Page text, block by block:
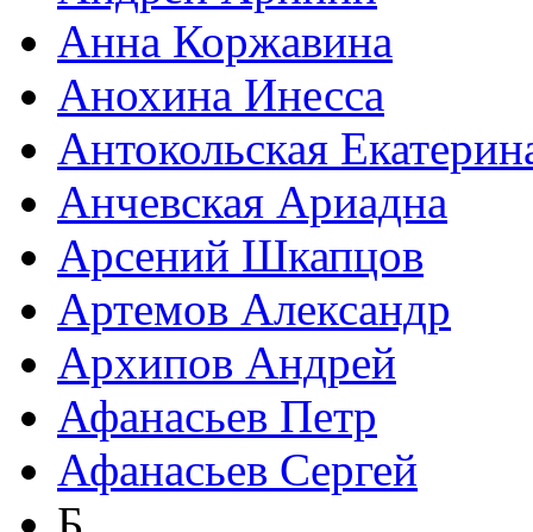
Анна Коржавина
Анохина Инесса
Антокольская
Анчевская Ариадна
Арсений Шкапцов
Артемов Александр
Архипов Андрей
Афанасьев Петр
Афанасьев Сергей